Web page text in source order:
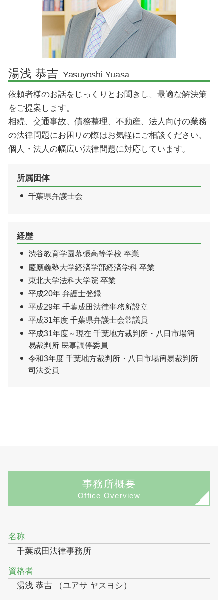
コンプライアンス わかりやすく
顧問弁護士 メリット
顧問弁護士契約
契約書 リーガルチェック
佐倉市 相続 弁護士
印西市 企業法務 弁護士
印西市 相続 弁護士
佐倉市 交通事故 弁護士
成田市 相続 弁護士
香取市 離婚 弁護士
成田市 債務整理 弁護士
湯浅 恭吉 Yasuyoshi Yuasa
依頼者様のお話をじっくりとお聞きし、最適な解決策
をご提案します。
相続、交通事故、債務整理、不動産、法人向けの業務
の法律問題にお困りの際はお気軽にご相談ください。
個人・法人の幅広い法律問題に対応しています。
所属団体
千葉県弁護士会
経歴
渋谷教育学園幕張高等学校 卒業
慶應義塾大学経済学部経済学科 卒業
東北大学法科大学院 卒業
平成20年 弁護士登録
平成29年 千葉成田法律事務所設立
平成31年度 千葉県弁護士会常議員
平成31年度～現在 千葉地方裁判所・八日市場簡
易裁判所 民事調停委員
令和3年度 千葉地方裁判所・八日市場簡易裁判所
司法委員
事務所概要
Office Overview
名称
千葉成田法律事務所
資格者
湯浅 恭吉 （ユアサ ヤスヨシ）